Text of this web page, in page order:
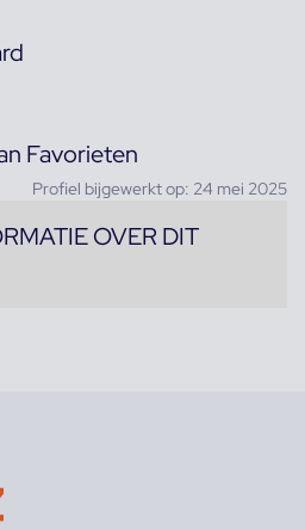
Favorieten
Profiel bijgewerkt op: 24 mei 2025
OVER DIT